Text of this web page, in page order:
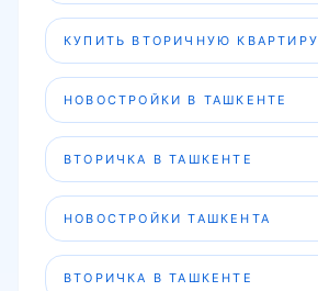
КУПИТЬ ВТОРИЧНУЮ КВАРТИРУ
НОВОСТРОЙКИ В ТАШКЕНТЕ
ВТОРИЧКА В ТАШКЕНТЕ
НОВОСТРОЙКИ ТАШКЕНТА
ВТОРИЧКА В ТАШКЕНТЕ